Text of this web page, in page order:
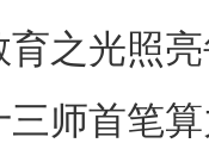
之光照
三师首笔